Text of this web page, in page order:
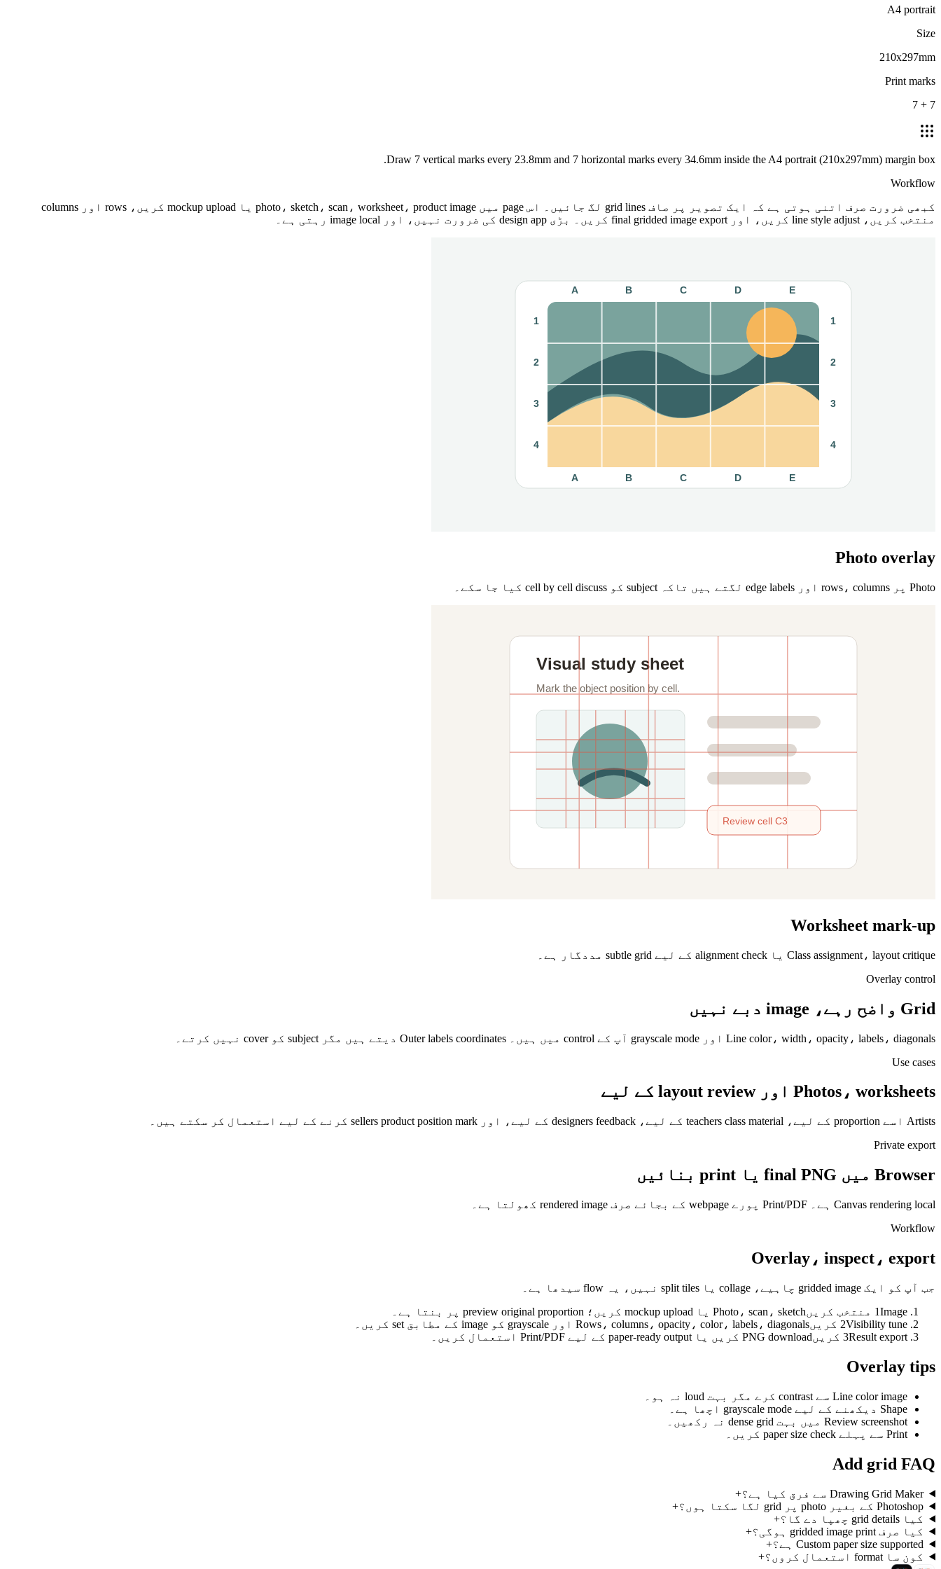
A4 portrait
Size
210x297mm
Print marks
7 + 7
Draw 7 vertical marks every 23.8mm and 7 horizontal marks every 34.6mm inside the A4 portrait (210x297mm) margin box.
Workflow
کبھی ضرورت صرف اتنی ہوتی ہے کہ ایک تصویر پر صاف grid lines لگ جائیں۔ اس page میں photo، sketch، scan، worksheet، product image یا mockup upload کریں، rows اور columns
منتخب کریں، line style adjust کریں، اور final gridded image export کریں۔ بڑی design app کی ضرورت نہیں، اور image local رہتی ہے۔
Photo overlay
Photo پر rows، columns اور edge labels لگتے ہیں تاکہ subject کو cell by cell discuss کیا جا سکے۔
Worksheet mark-up
Class assignment، layout critique یا alignment check کے لیے subtle grid مددگار ہے۔
Overlay control
Grid واضح رہے، image دبے نہیں
Line color، width، opacity، labels، diagonals اور grayscale mode آپ کے control میں ہیں۔ Outer labels coordinates دیتے ہیں مگر subject کو cover نہیں کرتے۔
Use cases
Photos، worksheets اور layout review کے لیے
Artists اسے proportion کے لیے، teachers class material کے لیے، designers feedback کے لیے، اور sellers product position mark کرنے کے لیے استعمال کر سکتے ہیں۔
Private export
Browser میں final PNG یا print بنائیں
Canvas rendering local ہے۔ Print/PDF پورے webpage کے بجائے صرف rendered image کھولتا ہے۔
Workflow
Overlay، inspect، export
جب آپ کو ایک gridded image چاہیے، collage یا split tiles نہیں، یہ flow سیدھا ہے۔
1Image منتخب کریں
Photo، scan، sketch یا mockup upload کریں؛ preview original proportion پر بنتا ہے۔
2Visibility tune کریں
Rows، columns، opacity، color، labels، diagonals اور grayscale کو image کے مطابق set کریں۔
3Result export کریں PNG download کریں یا paper-ready output کے لیے Print/PDF استعمال کریں۔
Overlay tips
Line color image سے contrast کرے مگر بہت loud نہ ہو۔
Shape دیکھنے کے لیے grayscale mode اچھا ہے۔
Review screenshot میں بہت dense grid نہ رکھیں۔
Print سے پہلے paper size check کریں۔
Add grid FAQ
Drawing Grid Maker سے فرق کیا ہے؟
+
Photoshop کے بغیر photo پر grid لگا سکتا ہوں؟
+
کیا grid details چھپا دے گا؟
+
کیا صرف gridded image print ہوگی؟
+
Custom paper size supported ہے؟
+
کون سا format استعمال کروں؟
+